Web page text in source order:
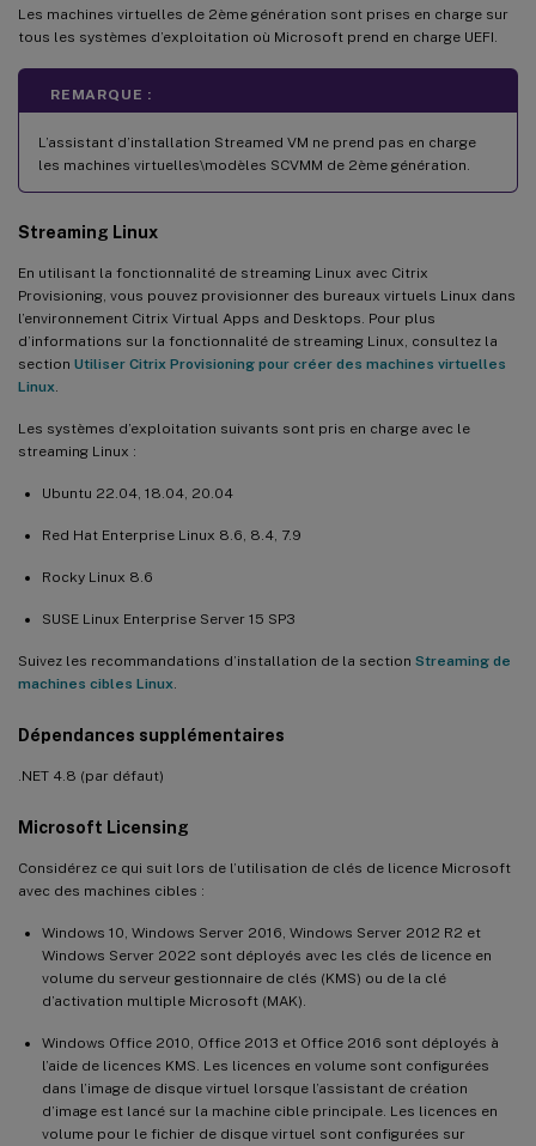
Les machines virtuelles de 2ème génération sont prises en charge sur
tous les systèmes d’exploitation où Microsoft prend en charge UEFI.
REMARQUE :
L’assistant d’installation Streamed VM ne prend pas en charge
les machines virtuelles\modèles SCVMM de 2ème génération.
Streaming Linux
En utilisant la fonctionnalité de streaming Linux avec Citrix
Provisioning, vous pouvez provisionner des bureaux virtuels Linux dans
l’environnement Citrix Virtual Apps and Desktops. Pour plus
d’informations sur la fonctionnalité de streaming Linux, consultez la
section Utiliser Citrix Provisioning pour créer des machines virtuelles
Linux
Les systèmes d’exploitation suivants sont pris en charge avec le
streaming Linux :
Ubuntu 22.04, 18.04, 20.04
Red Hat Enterprise Linux 8.6, 8.4, 7.9
Rocky Linux 8.6
SUSE Linux Enterprise Server 15 SP3
Suivez les recommandations d’installation de la section Streaming de
machines cibles Linux
Dépendances supplémentaires
.NET 4.8 (par défaut)
Microsoft Licensing
Considérez ce qui suit lors de l’utilisation de clés de licence Microsoft
avec des machines cibles :
Windows 10, Windows Server 2016, Windows Server 2012 R2 et
Windows Server 2022 sont déployés avec les clés de licence en
volume du serveur gestionnaire de clés (KMS) ou de la clé
d’activation multiple Microsoft (MAK).
Windows Office 2010, Office 2013 et Office 2016 sont déployés à
l’aide de licences KMS. Les licences en volume sont configurées
dans l’image de disque virtuel lorsque l’assistant de création
d’image est lancé sur la machine cible principale. Les licences en
volume pour le fichier de disque virtuel sont configurées sur